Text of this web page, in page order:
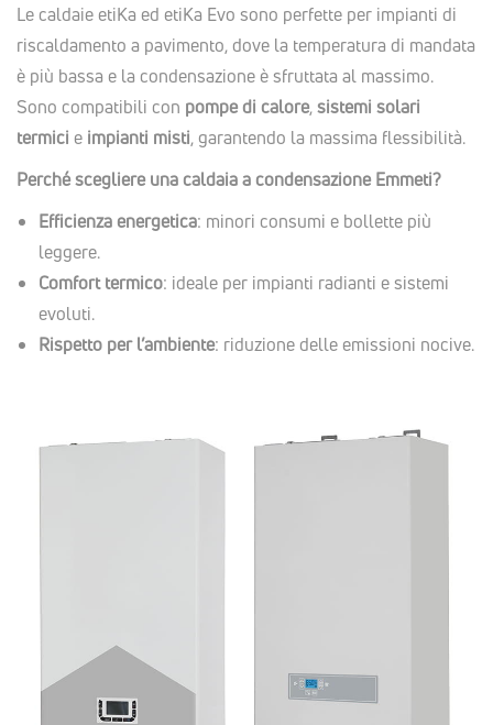
Le caldaie etiKa ed etiKa Evo sono perfette per impianti di
riscaldamento a pavimento, dove la temperatura di mandata
è più bassa e la condensazione è sfruttata al massimo.
Sono compatibili con pompe di calore,sistemi solari
termici e impianti misti, garantendo la massima flessibilità.
Perché scegliere una caldaia a condensazione Emmeti?
Efficienza energetica: minori consumi e bollette più
leggere.
Comfort termico: ideale per impianti radianti e sistemi
evoluti.
Rispetto per l’ambiente: riduzione delle emissioni nocive.